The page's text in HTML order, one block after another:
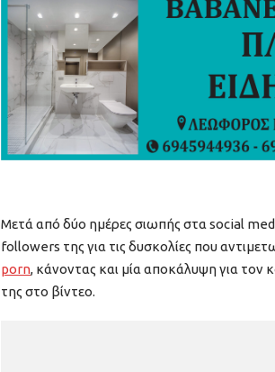
Μετά από δύο ημέρες σιωπής στα social
followers της για τις δυσκολίες που
porn, κάνοντας και μία αποκάλυψη για τον
της στο βίντεο.